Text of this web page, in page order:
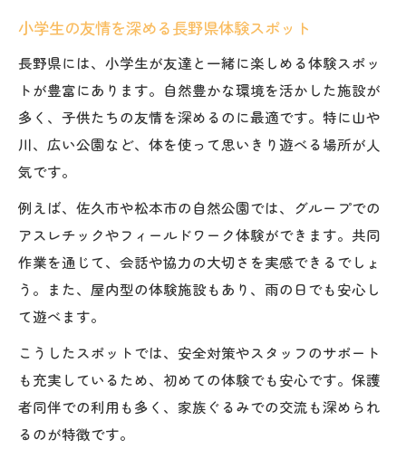
小学生の友情を深める長野県体験スポット
長野県には、小学生が友達と一緒に楽しめる体験スポッ
トが豊富にあります。自然豊かな環境を活かした施設が
多く、子供たちの友情を深めるのに最適です。特に山や
川、広い公園など、体を使って思いきり遊べる場所が人
気です。
例えば、佐久市や松本市の自然公園では、グループでの
アスレチックやフィールドワーク体験ができます。共同
作業を通じて、会話や協力の大切さを実感できるでしょ
う。また、屋内型の体験施設もあり、雨の日でも安心し
て遊べます。
こうしたスポットでは、安全対策やスタッフのサポート
も充実しているため、初めての体験でも安心です。保護
者同伴での利用も多く、家族ぐるみでの交流も深められ
るのが特徴です。